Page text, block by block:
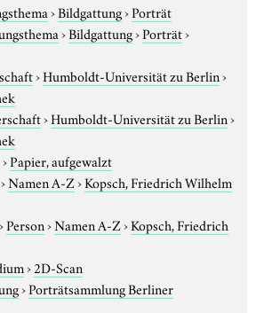
›Bildgattung›Porträt
›Bildgattung›Porträt›
›Humboldt-Universität zu Berlin›
›Humboldt-Universität zu Berlin›
›Papier, aufgewalzt
›Namen A-Z›Kopsch, Friedrich Wilhelm
›Person›Namen A-Z›Kopsch, Friedrich
›2D-Scan
›Porträtsammlung Berliner